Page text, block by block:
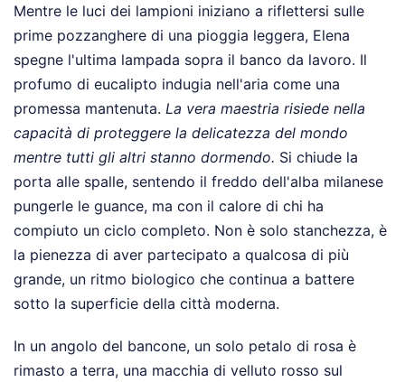
Mentre le luci dei lampioni iniziano a riflettersi sulle
prime pozzanghere di una pioggia leggera, Elena
spegne l'ultima lampada sopra il banco da lavoro. Il
profumo di eucalipto indugia nell'aria come una
promessa mantenuta. La vera maestria risiede nella
capacità di proteggere la delicatezza del mondo
mentre tutti gli altri stanno dormendo. Si chiude la
porta alle spalle, sentendo il freddo dell'alba milanese
pungerle le guance, ma con il calore di chi ha
compiuto un ciclo completo. Non è solo stanchezza, è
la pienezza di aver partecipato a qualcosa di più
grande, un ritmo biologico che continua a battere
sotto la superficie della città moderna.
In un angolo del bancone, un solo petalo di rosa è
rimasto a terra, una macchia di velluto rosso sul